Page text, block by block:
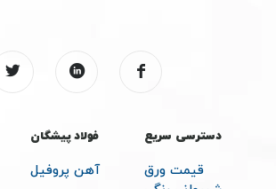
:خیام شمالی – مقابل پارک شهر
بخش فروش :09213643306